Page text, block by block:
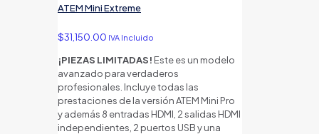
ATEM Mini Extreme
$31,150.00 IVA Incluido
¡PIEZAS LIMITADAS! Este es un modelo
avanzado para verdaderos
profesionales. Incluye todas las
prestaciones de la versión ATEM Mini Pro
y además 8 entradas HDMI, 2 salidas HDMI
independientes, 2 puertos USB y una